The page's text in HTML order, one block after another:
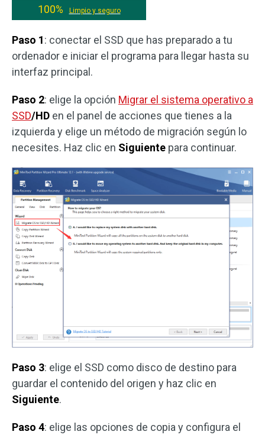
100%
Limpio y seguro
Paso 1: conectar el SSD que has preparado a tu
ordenador e iniciar el programa para llegar hasta su
interfaz principal.
Paso 2: elige la opción Migrar el sistema operativo a
SSD/HD en el panel de acciones que tienes a la
izquierda y elige un método de migración según lo
necesites. Haz clic en Siguiente para continuar.
Paso 3: elige el SSD como disco de destino para
guardar el contenido del origen y haz clic en
Siguiente.
Paso 4: elige las opciones de copia y configura el